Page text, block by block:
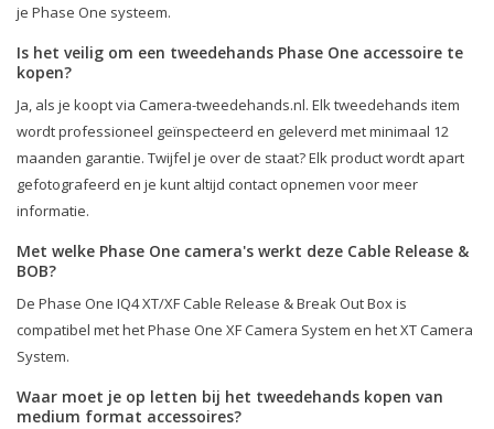
je Phase One systeem.
Is het veilig om een tweedehands Phase One accessoire te
kopen?
Ja, als je koopt via Camera-tweedehands.nl. Elk tweedehands item
wordt professioneel geïnspecteerd en geleverd met minimaal 12
maanden garantie. Twijfel je over de staat? Elk product wordt apart
gefotografeerd en je kunt altijd contact opnemen voor meer
informatie.
Met welke Phase One camera's werkt deze Cable Release &
BOB?
De Phase One IQ4 XT/XF Cable Release & Break Out Box is
compatibel met het Phase One XF Camera System en het XT Camera
System.
Waar moet je op letten bij het tweedehands kopen van
medium format accessoires?